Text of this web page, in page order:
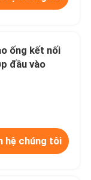
ống kết nối
đầu vào
hệ chúng tôi